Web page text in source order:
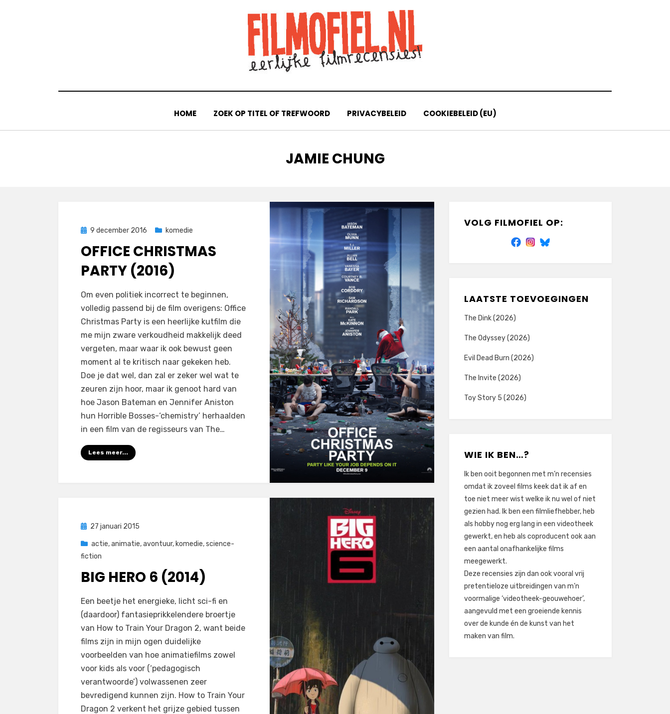
HOME ZOEK OP TITEL OF TREFWOORD PRIVACYBELEID COOKIEBELEID (EU)
TAG
:
JAMIE CHUNG
Geplaatst
9 december 2016 komedie
OFFICE CHRISTMAS
PARTY (2016)
doorFilmofiel.nl
Laat een reactie achterop
Office
Om even politiek incorrect te beginnen,
volledig passend bij de film overigens: Office
Christmas Party is een heerlijke kutfilm die
me mijn zware verkoudheid makkelijk deed
vergeten, maar waar ik ook bewust geen
moment al te kritisch naar gekeken heb.
Doe je dat wel, dan zal er zeker wel wat te
zeuren zijn hoor, maar ik genoot hard van
hoe Jason Bateman en Jennifer Aniston
hun Horrible Bosses-‘chemistry’ herhaalden
in een film van de regisseurs van The…
Lees meer...
Geplaatst
27 januari 2015
actie,animatie,avontuur, komedie,science-
fiction
BIG HERO 6 (2014)
doorFilmofiel.nl
1 reactieop
Big
(2014)
Een beetje het energieke, licht sci-fi en
(daardoor) fantasieprikkelendere broertje
van How to Train Your Dragon 2, want beide
films zijn in mijn ogen duidelijke
voorbeelden van hoe animatiefilms zowel
voor kids als voor (‘pedagogisch
verantwoorde’) volwassenen zeer
bevredigend kunnen zijn. How to Train Your
Dragon 2 verkent het grijze gebied tussen
VOLG FILMOFIEL OP:
LAATSTE TOEVOEGINGEN
The Dink (2026)
The Odyssey (2026)
Evil Dead Burn (2026)
The Invite (2026)
Toy Story 5 (2026)
WIE IK BEN…?
Ik ben ooit begonnen met m’n recensies
omdat ik zoveel films keek dat ik af en
toe niet meer wist welke ik nu wel of niet
gezien had. Ik ben een filmliefhebber, heb
als hobby nog erg lang in een videotheek
gewerkt, en heb als coproducent ook aan
een aantal onafhankelijke films
meegewerkt.
Deze recensies zijn dan ook vooral vrij
pretentieloze uitbreidingen van m’n
voormalige ‘videotheek-geouwehoer’,
aangevuld met een groeiende kennis
over de kunde én de kunst van het
maken van film.